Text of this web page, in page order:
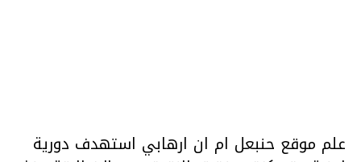
علم موقع حنبعل ام ان ارهابي استهدف دورية